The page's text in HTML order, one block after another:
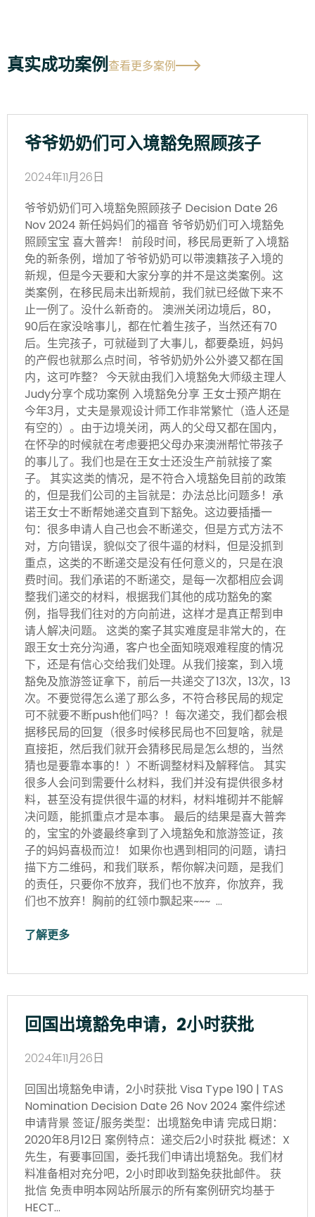
真实成功案例查看更多案例
爷爷奶奶们可入境豁免照顾孩子
2024年11月26日
爷爷奶奶们可入境豁免照顾孩子 Decision Date 26
Nov 2024 新任妈妈们的福音 爷爷奶奶们可入境豁免
照顾宝宝 喜大普奔！ 前段时间，移民局更新了入境豁
免的新条例，增加了爷爷奶奶可以带澳籍孩子入境的
新规，但是今天要和大家分享的并不是这类案例。这
类案例，在移民局未出新规前，我们就已经做下来不
止一例了。没什么新奇的。 澳洲关闭边境后，80，
90后在家没啥事儿，都在忙着生孩子，当然还有70
后。生完孩子，可就碰到了大事儿，都要桑班，妈妈
的产假也就那么点时间，爷爷奶奶外公外婆又都在国
内，这可咋整？ 今天就由我们入境豁免大师级主理人
Judy分享个成功案例 入境豁免分享 王女士预产期在
今年3月，丈夫是景观设计师工作非常繁忙（造人还是
有空的）。由于边境关闭，两人的父母又都在国内，
在怀孕的时候就在考虑要把父母办来澳洲帮忙带孩子
的事儿了。我们也是在王女士还没生产前就接了案
子。 其实这类的情况，是不符合入境豁免目前的政策
的，但是我们公司的主旨就是：办法总比问题多！承
诺王女士不断帮她递交直到下豁免。这边要插播一
句：很多申请人自己也会不断递交，但是方式方法不
对，方向错误，貌似交了很牛逼的材料，但是没抓到
重点，这类的不断递交是没有任何意义的，只是在浪
费时间。我们承诺的不断递交，是每一次都相应会调
整我们递交的材料，根据我们其他的成功豁免的案
例，指导我们往对的方向前进，这样才是真正帮到申
请人解决问题。 这类的案子其实难度是非常大的，在
跟王女士充分沟通，客户也全面知晓艰难程度的情况
下，还是有信心交给我们处理。从我们接案，到入境
豁免及旅游签证拿下，前后一共递交了13次，13次，13
次。不要觉得怎么递了那么多，不符合移民局的规定
可不就要不断push他们吗？！每次递交，我们都会根
据移民局的回复（很多时候移民局也不回复啥，就是
直接拒，然后我们就开会猜移民局是怎么想的，当然
猜也是要靠本事的！）不断调整材料及解释信。 其实
很多人会问到需要什么材料，我们并没有提供很多材
料，甚至没有提供很牛逼的材料，材料堆砌并不能解
决问题，能抓重点才是本事。 最后的结果是喜大普奔
的，宝宝的外婆最终拿到了入境豁免和旅游签证，孩
子的妈妈喜极而泣！ 如果你也遇到相同的问题，请扫
描下方二维码，和我们联系，帮你解决问题，是我们
的责任，只要你不放弃，我们也不放弃，你放弃，我
们也不放弃！胸前的红领巾飘起来~~~ …
了解更多
回国出境豁免申请，2小时获批
2024年11月26日
回国出境豁免申请，2小时获批 Visa Type 190 | TAS
Nomination Decision Date 26 Nov 2024 案件综述
申请背景 签证/服务类型：出境豁免申请 完成日期：
2020年8月12日 案例特点：递交后2小时获批 概述：X
先生，有要事回国，委托我们申请出境豁免。我们材
料准备相对充分吧，2小时即收到豁免获批邮件。 获
批信 免责申明本网站所展示的所有案例研究均基于
HECT…